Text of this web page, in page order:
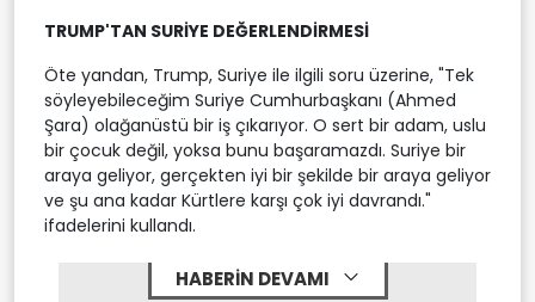
TRUMP'TAN SURİYE DEĞERLENDİRMESİ
Öte yandan, Trump, Suriye ile ilgili soru üzerine, "Tek
söyleyebileceğim Suriye Cumhurbaşkanı (Ahmed
Şara) olağanüstü bir iş çıkarıyor. O sert bir adam, uslu
bir çocuk değil, yoksa bunu başaramazdı. Suriye bir
araya geliyor, gerçekten iyi bir şekilde bir araya geliyor
ve şu ana kadar Kürtlere karşı çok iyi davrandı."
ifadelerini kullandı.
HABERİN DEVAMI